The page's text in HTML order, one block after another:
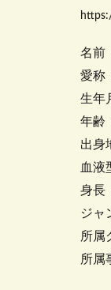
名前
愛称
生年
年齢
出身
血液
身長
ジャ
所属
所属